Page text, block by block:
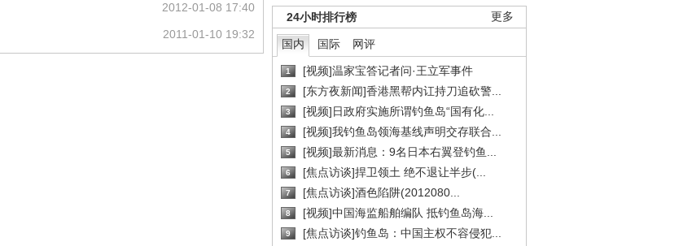
更多
24小时排行榜
国内 国际 网评
1 [视频]温家宝答记者问·王立军事件
2 [东方夜新闻]香港黑帮内讧持刀追砍警...
3 [视频]日政府实施所谓钓鱼岛“国有化...
4 [视频]我钓鱼岛领海基线声明交存联合...
5 [视频]最新消息：9名日本右翼登钓鱼...
6 [焦点访谈]捍卫领土 绝不退让半步(...
7 [焦点访谈]酒色陷阱(2012080...
8 [视频]中国海监船舶编队 抵钓鱼岛海...
9 [焦点访谈]钓鱼岛：中国主权不容侵犯...
2012-01-08 17:40
2011-01-10 19:32